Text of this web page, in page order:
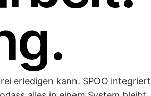
erledigen kann. SPOO integriert